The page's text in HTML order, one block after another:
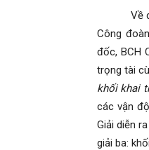
Về dự
Công
đốc, BCH
trọng tài
khối khai
các vận
Giải diễn
giải ba: